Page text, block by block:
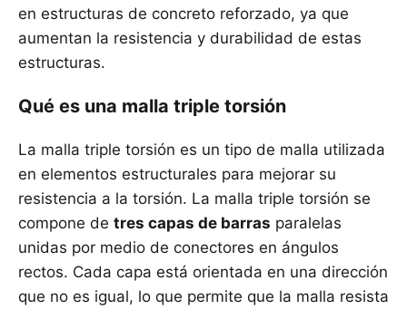
en estructuras de concreto reforzado, ya que
aumentan la resistencia y durabilidad de estas
estructuras.
Qué es una malla triple torsión
La malla triple torsión es un tipo de malla utilizada
en elementos estructurales para mejorar su
resistencia a la torsión. La malla triple torsión se
compone de tres capas de barras paralelas
unidas por medio de conectores en ángulos
rectos. Cada capa está orientada en una dirección
que no es igual, lo que permite que la malla resista